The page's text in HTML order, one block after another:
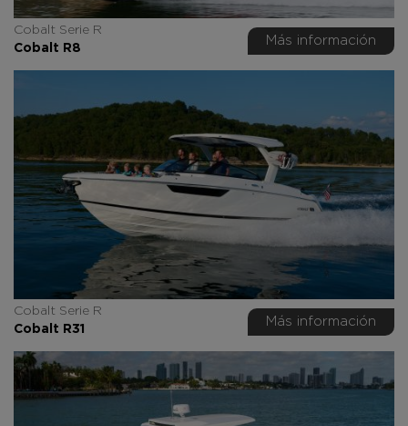
Cobalt Serie R
Cobalt R8
Más información
Cobalt Serie R
Cobalt R31
Más información